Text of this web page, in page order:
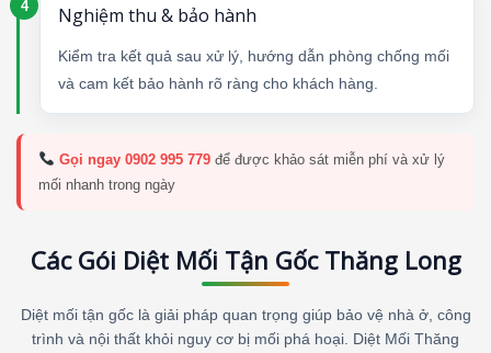
Nghiệm thu & bảo hành
Kiểm tra kết quả sau xử lý, hướng dẫn phòng chống mối
và cam kết bảo hành rõ ràng cho khách hàng.
Gọi ngay 0902 995 779để được khảo sát miễn phí và xử lý
mối nhanh trong ngày
Các Gói Diệt Mối Tận Gốc Thăng Long
Diệt mối tận gốc là giải pháp quan trọng giúp bảo vệ nhà ở, công
trình và nội thất khỏi nguy cơ bị mối phá hoại. Diệt Mối Thăng